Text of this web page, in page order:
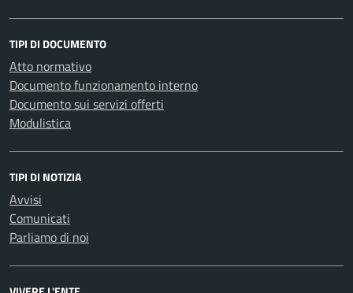
TIPI DI DOCUMENTO
Atto normativo
Documento funzionamento interno
Documento sui servizi offerti
Modulistica
TIPI DI NOTIZIA
Avvisi
Comunicati
Parliamo di noi